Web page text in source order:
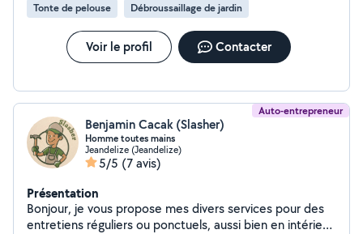
Tonte de pelouse Débroussaillage de jardin
Voir le profil Contacter
Auto-entrepreneur
Benjamin Cacak (Slasher)
Homme toutes mains
Jeandelize (Jeandelize)
5/5 (7 avis)
Présentation
Bonjour, je vous propose mes divers services pour des
entretiens réguliers ou ponctuels, aussi bien en intérieur